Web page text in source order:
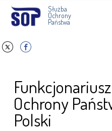
Służba
Ochrony
Państwa
Ochrony
Polski